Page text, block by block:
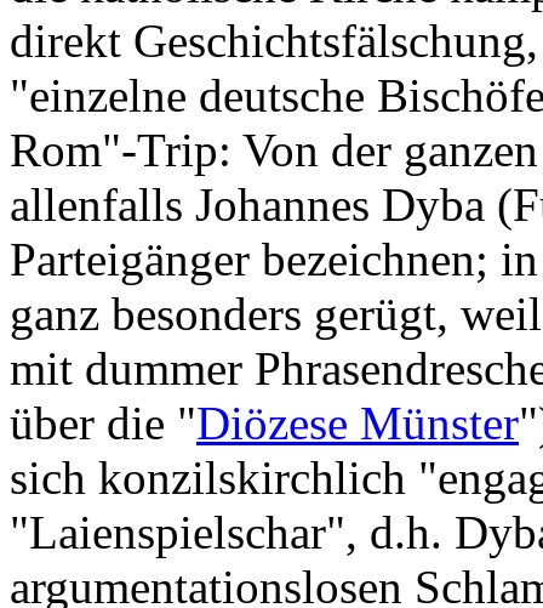
direkt
"einzelne deutsche
Rom"-Trip: Von der
allenfalls Johannes Dyba
Parteigänger bezeichnen;
ganz besonders gerügt,
mit dummer
über die "Diözese Münster
sich konzilskirchlich
"Laienspielschar", d.h.
argumentationslosen